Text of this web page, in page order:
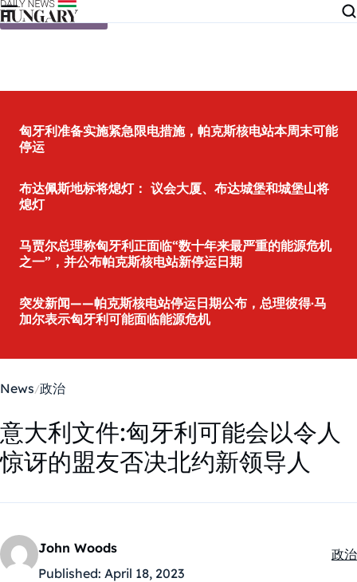
Skip to content
匈牙利准备实施紧急限电措施，帕克斯核电站本周末可能
停运
布达佩斯地标将熄灯： 议会大厦、布达城堡和城堡山将
熄灯
马贾尔总理称匈牙利正面临“数十年来最严重的能源危机
之一”，并公布帕克斯核电站新停运日期
突发新闻——帕克斯核电站停运日期公布，总理彼得·马
加尔表示匈牙利可能面临能源危机
News 政治
意大利文件:匈牙利可能会以令人
惊讶的盟友否决北约新领导人
John Woods
Published: April 18, 2023
政治